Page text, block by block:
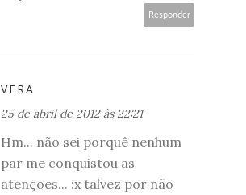
Responder
VERA
25 de abril de 2012 às 22:21
Hm... não sei porquê nenhum
par me conquistou as
atenções... :x talvez por não